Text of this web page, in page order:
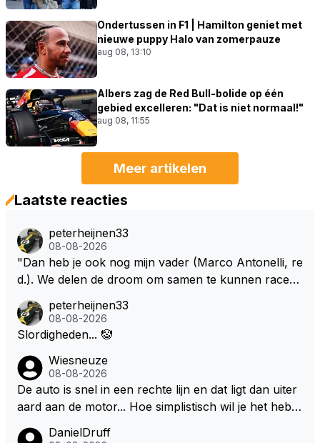
Ondertussen in F1 | Hamilton geniet met
nieuwe puppy Halo van zomerpauze
aug 08, 13:10
Albers zag de Red Bull-bolide op één
gebied excelleren: "Dat is niet normaal!"
aug 08, 11:55
Meer artikelen
Laatste reacties
peterheijnen33
08-08-2026
"Dan heb je ook nog mijn vader (Marco Antonelli, re
d.). We delen de droom om samen te kunnen racen i
out die droom met Kimi en Marco én Max én Jos? ;)
peterheijnen33
08-08-2026
Slordigheden... 🤡
Wiesneuze
08-08-2026
De auto is snel in een rechte lijn en dat ligt dan uiter
aard aan de motor... Hoe simplistisch wil je het hebb
DanielDruff